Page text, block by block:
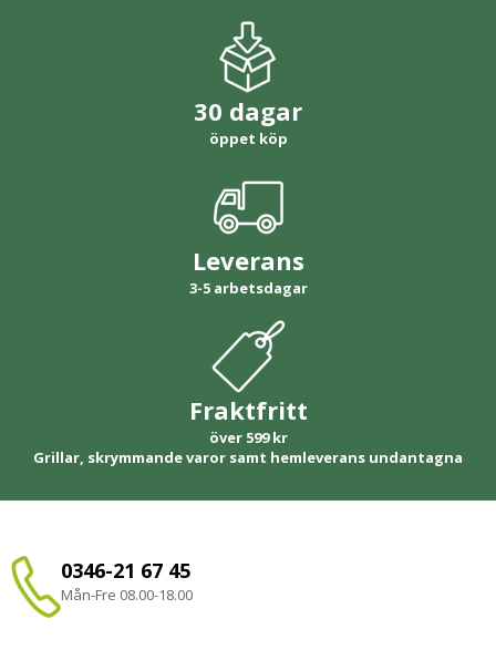
30 dagar
öppet köp
Leverans
3-5 arbetsdagar
Fraktfritt
över 599 kr
Grillar, skrymmande varor samt hemleverans undantagna
0346-21 67 45
Mån-Fre 08.00-18.00